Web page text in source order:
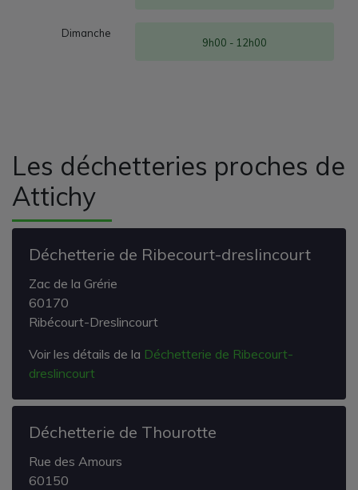
Les déchetteries proches de
Attichy
Déchetterie de Ribecourt-dreslincourt
Zac de la Grérie
60170
Ribécourt-Dreslincourt
Voir les détails de la Déchetterie de Ribecourt-
dreslincourt
Déchetterie de Thourotte
Rue des Amours
60150
Dimanche
9h00 - 12h00